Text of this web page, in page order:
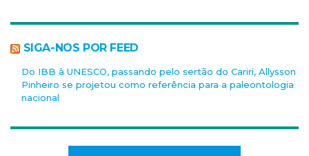
SIGA-NOS POR FEED
Do IBB à UNESCO, passando pelo sertão do Cariri, Allysson
Pinheiro se projetou como referência para a paleontologia
nacional